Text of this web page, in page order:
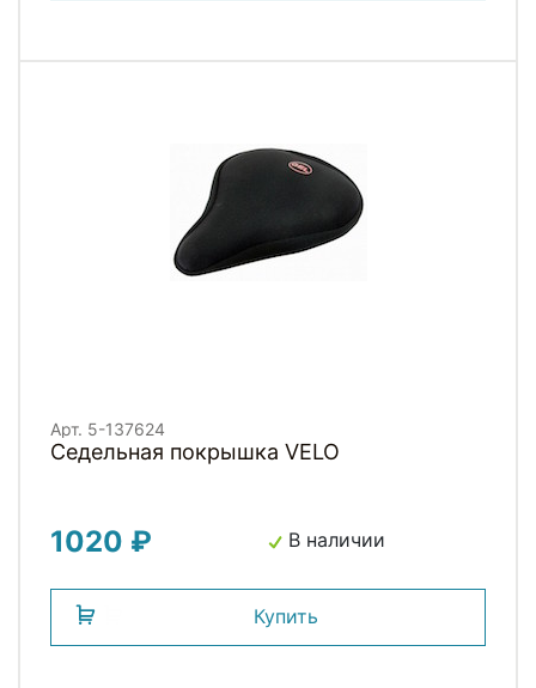
Арт. 5-137624
Седельная покрышка VELO
1020 ₽ В наличии
Купить